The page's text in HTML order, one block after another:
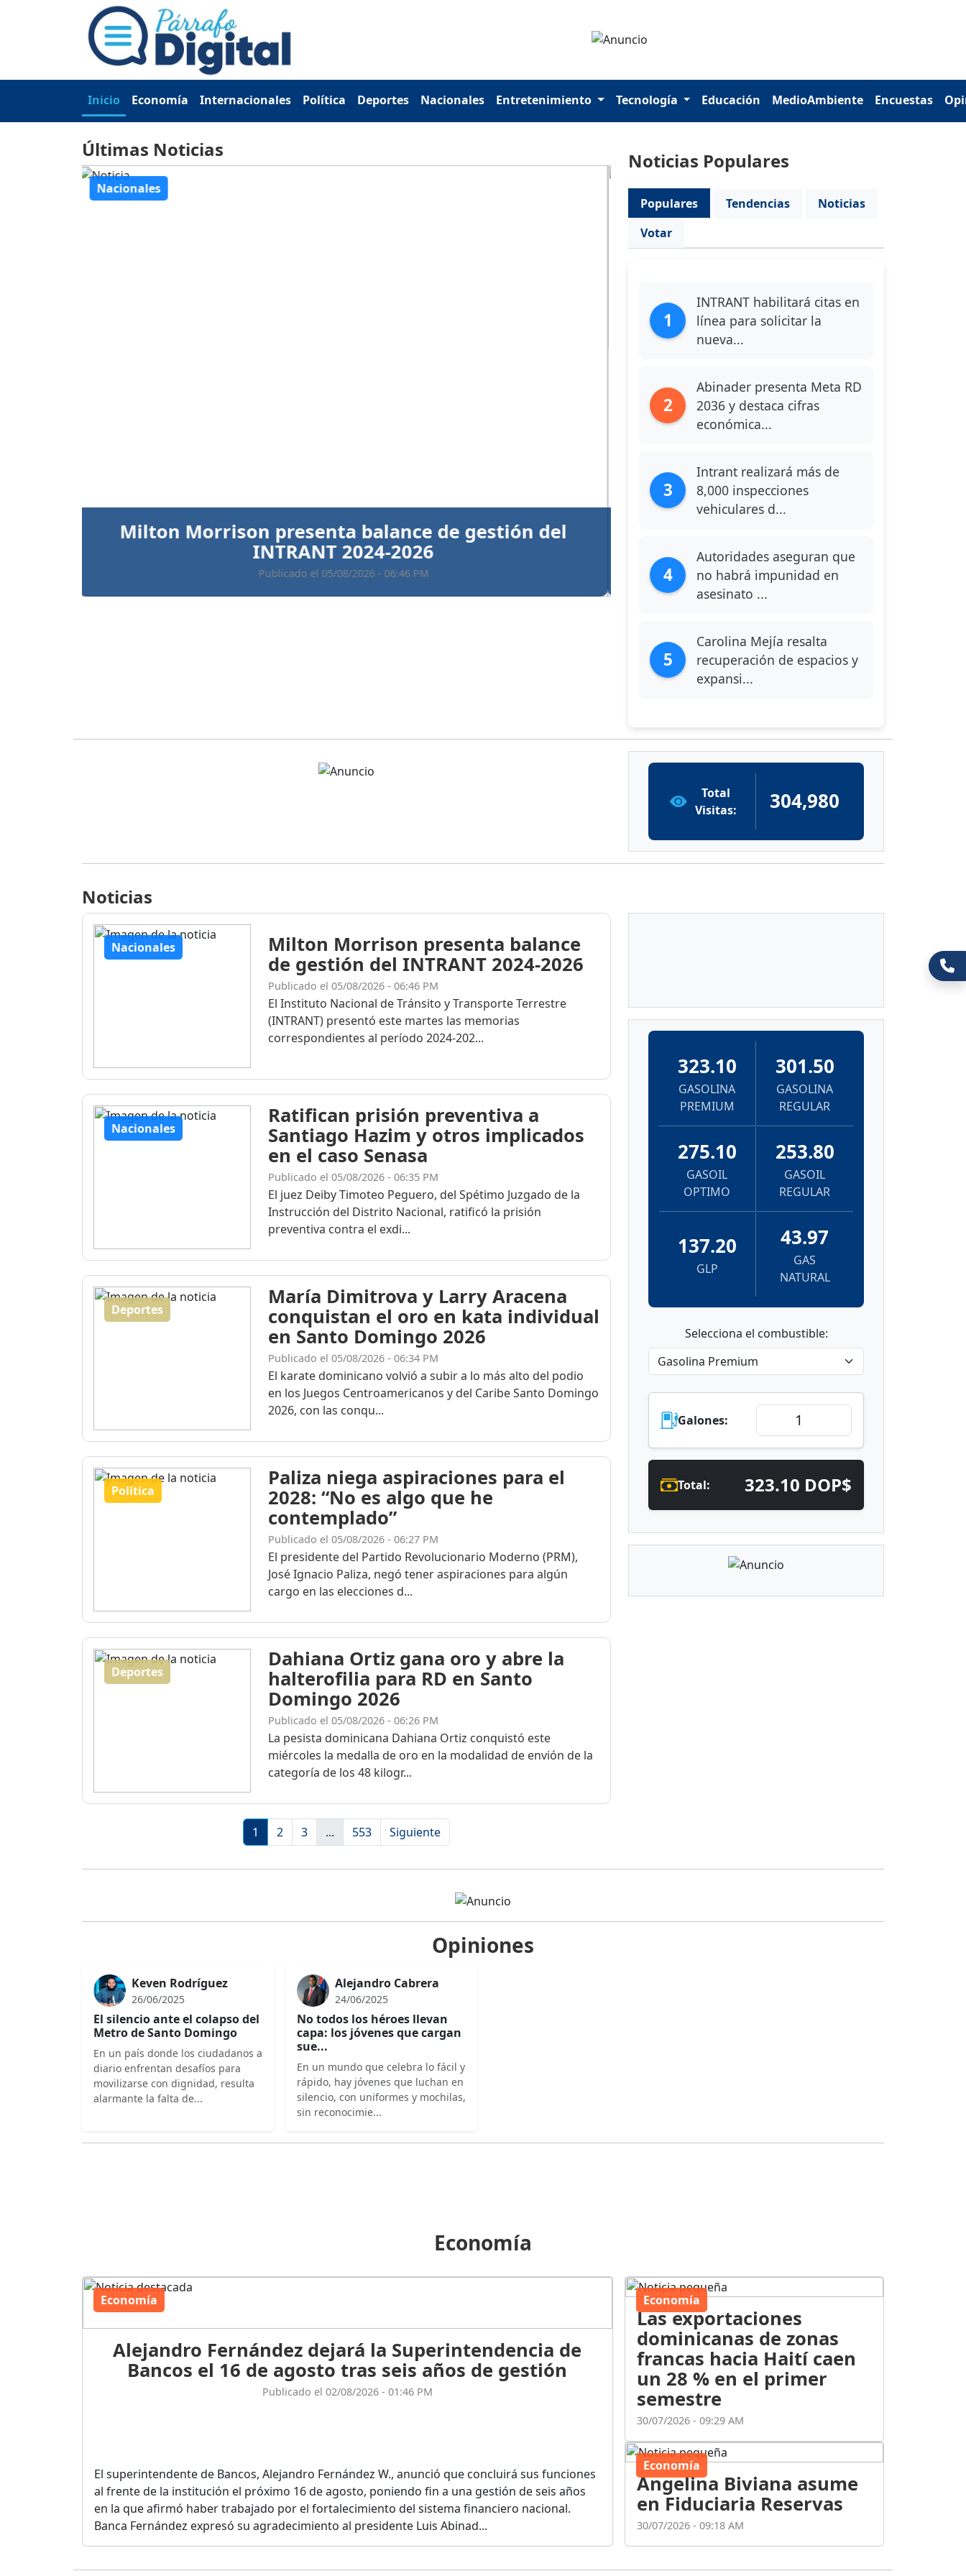
Inicio Economía Internacionales Política Deportes Nacionales Entretenimiento Tecnología Educación MedioAmbiente Encuestas
Últimas Noticias
Nacionales
Ratifican prisión preventiva a Santiago Hazim y otros
implicados en el caso Senasa
Publicado el 05/08/2026 - 06:35 PM
Noticias Populares
Populares Tendencias
Noticias
Votar
1
INTRANT habilitará citas en
línea para solicitar la
nueva...
2
Abinader presenta Meta RD
2036 y destaca cifras
económica...
3
Intrant realizará más de
8,000 inspecciones
vehiculares d...
4
Autoridades aseguran que
no habrá impunidad en
asesinato ...
5
Carolina Mejía resalta
recuperación de espacios y
expansi...
Total
Visitas:
304,980
Noticias
Nacionales
Milton Morrison presenta balance
de gestión del INTRANT 2024-2026
Publicado el 05/08/2026 - 06:46 PM
El Instituto Nacional de Tránsito y Transporte Terrestre
(INTRANT) presentó este martes las memorias
correspondientes al período 2024-202...
Nacionales
Ratifican prisión preventiva a
Santiago Hazim y otros implicados
en el caso Senasa
Publicado el 05/08/2026 - 06:35 PM
El juez Deiby Timoteo Peguero, del Spétimo Juzgado de la
Instrucción del Distrito Nacional, ratificó la prisión
preventiva contra el exdi...
Deportes
María Dimitrova y Larry Aracena
conquistan el oro en kata individual
en Santo Domingo 2026
Publicado el 05/08/2026 - 06:34 PM
El karate dominicano volvió a subir a lo más alto del podio
en los Juegos Centroamericanos y del Caribe Santo Domingo
2026, con las conqu...
Política
Paliza niega aspiraciones para el
2028: “No es algo que he
contemplado”
Publicado el 05/08/2026 - 06:27 PM
El presidente del Partido Revolucionario Moderno (PRM),
José Ignacio Paliza, negó tener aspiraciones para algún
cargo en las elecciones d...
Deportes
Dahiana Ortiz gana oro y abre la
halterofilia para RD en Santo
Domingo 2026
Publicado el 05/08/2026 - 06:26 PM
La pesista dominicana Dahiana Ortiz conquistó este
miércoles la medalla de oro en la modalidad de envión de la
categoría de los 48 kilogr...
1 2 3 ... 553 Siguiente
323.10
GASOLINA
PREMIUM
301.50
GASOLINA
REGULAR
275.10
GASOIL
OPTIMO
253.80
GASOIL
REGULAR
137.20
GLP
43.97
GAS
NATURAL
Selecciona el combustible:
Galones:
Total: 323.10 DOP$
Opiniones
Keven Rodríguez
26/06/2025
El silencio ante el colapso del
Metro de Santo Domingo
En un país donde los ciudadanos a
diario enfrentan desafíos para
movilizarse con dignidad, resulta
alarmante la falta de...
Alejandro Cabrera
24/06/2025
No todos los héroes llevan
capa: los jóvenes que cargan
sue...
En un mundo que celebra lo fácil y
rápido, hay jóvenes que luchan en
silencio, con uniformes y mochilas,
sin reconocimie...
Economía
Economía
Alejandro Fernández dejará la Superintendencia de
Bancos el 16 de agosto tras seis años de gestión
Publicado el 02/08/2026 - 01:46 PM
El superintendente de Bancos, Alejandro Fernández W., anunció que concluirá sus funciones
al frente de la institución el próximo 16 de agosto, poniendo fin a una gestión de seis años
en la que afirmó haber trabajado por el fortalecimiento del sistema financiero nacional.
Banca Fernández expresó su agradecimiento al presidente Luis Abinad...
Economía
Las exportaciones
dominicanas de zonas
francas hacia Haití caen
un 28 % en el primer
semestre
30/07/2026 - 09:29 AM
Economía
Angelina Biviana asume
en Fiduciaria Reservas
30/07/2026 - 09:18 AM